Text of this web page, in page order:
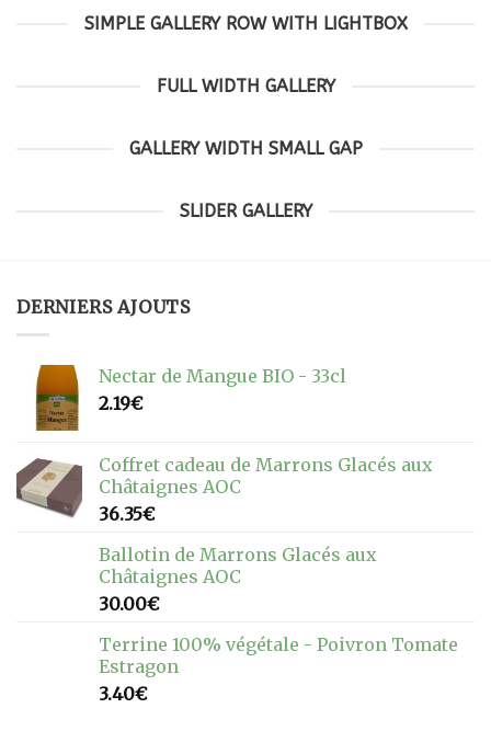
SIMPLE GALLERY ROW WITH LIGHTBOX
FULL WIDTH GALLERY
GALLERY WIDTH SMALL GAP
SLIDER GALLERY
DERNIERS AJOUTS
Nectar de Mangue BIO - 33cl
2.19€
Coffret cadeau de Marrons Glacés aux
Châtaignes AOC
36.35€
Ballotin de Marrons Glacés aux
Châtaignes AOC
30.00€
Terrine 100% végétale - Poivron Tomate
Estragon
3.40€